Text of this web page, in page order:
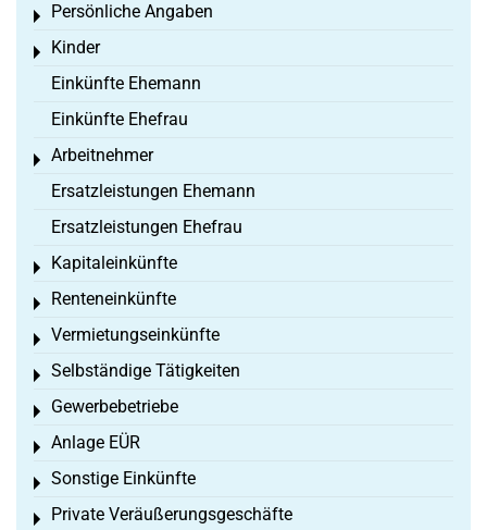
Persönliche Angaben
Toggle menu
Kinder
Toggle menu
Einkünfte Ehemann
Einkünfte Ehefrau
Arbeitnehmer
Toggle menu
Ersatzleistungen Ehemann
Ersatzleistungen Ehefrau
Kapitaleinkünfte
Toggle menu
Renteneinkünfte
Toggle menu
Vermietungseinkünfte
Toggle menu
Selbständige Tätigkeiten
Toggle menu
Gewerbebetriebe
Toggle menu
Anlage EÜR
Toggle menu
Sonstige Einkünfte
Toggle menu
Private Veräußerungsgeschäfte
Toggle menu